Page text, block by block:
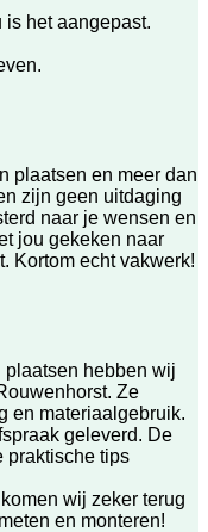
is het aangepast.
plaatsen en meer dan
zijn geen uitdaging
naar je wensen en
jou gekeken naar
Kortom echt vakwerk!
hebben wij
Ze
en materiaalgebruik.
geleverd. De
praktische tips
wij zeker terug
en monteren!